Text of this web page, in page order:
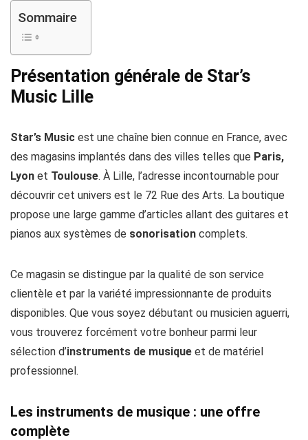
Sommaire
Présentation générale de Star’s
Music Lille
Star’s Music est une chaîne bien connue en France, avec
des magasins implantés dans des villes telles que Paris,
Lyon et Toulouse. À Lille, l’adresse incontournable pour
découvrir cet univers est le 72 Rue des Arts. La boutique
propose une large gamme d’articles allant des guitares et
pianos aux systèmes de sonorisation complets.
Ce magasin se distingue par la qualité de son service
clientèle et par la variété impressionnante de produits
disponibles. Que vous soyez débutant ou musicien aguerri,
vous trouverez forcément votre bonheur parmi leur
sélection d’instruments de musique et de matériel
professionnel.
Les instruments de musique : une offre
complète